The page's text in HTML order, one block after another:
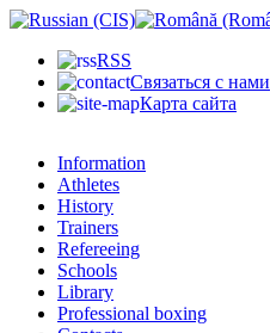
RSS
Связаться с нами
Карта сайта
Information
Athletes
History
Trainers
Refereeing
Schools
Library
Professional boxing